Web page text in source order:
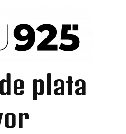
plata